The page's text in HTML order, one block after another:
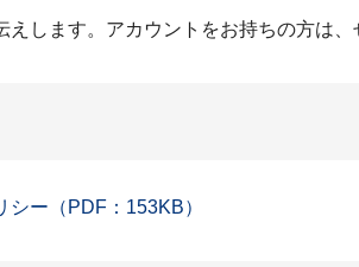
します。アカウントをお持ちの方は、
ー（PDF：153KB）